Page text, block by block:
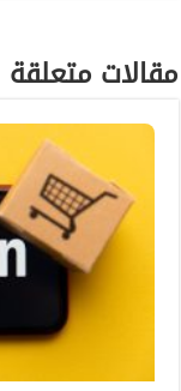
مقالات متعلقة